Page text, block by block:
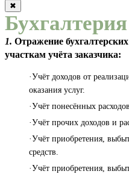
✖
Бухгалтерия
1. Отражение
участкам учёта заказчика:
·Учёт доходов от
оказания услуг.
·Учёт понесённых
·Учёт прочих доходов и
·Учёт приобретения,
средств.
·Учёт приобретения,